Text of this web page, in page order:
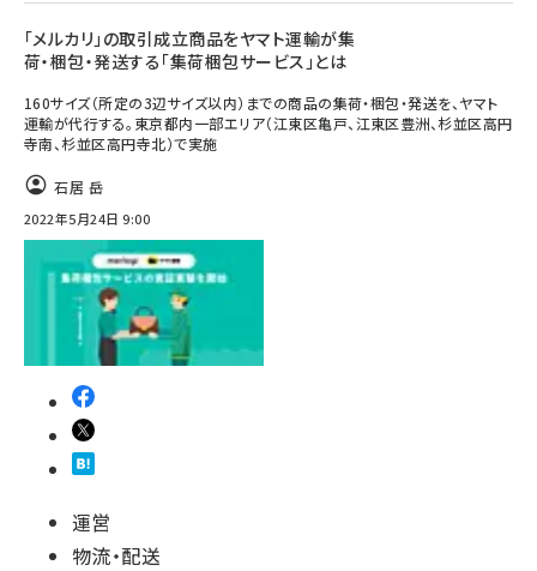
「メルカリ」の取引成立商品をヤマト運輸が集
荷・梱包・発送する「集荷梱包サービス」とは
160サイズ（所定の3辺サイズ以内）までの商品の集荷・梱包・発送を、ヤマト
運輸が代行する。東京都内一部エリア（江東区亀戸、江東区豊洲、杉並区高円
寺南、杉並区高円寺北）で実施
石居 岳
2022年5月24日 9:00
運営
物流・配送